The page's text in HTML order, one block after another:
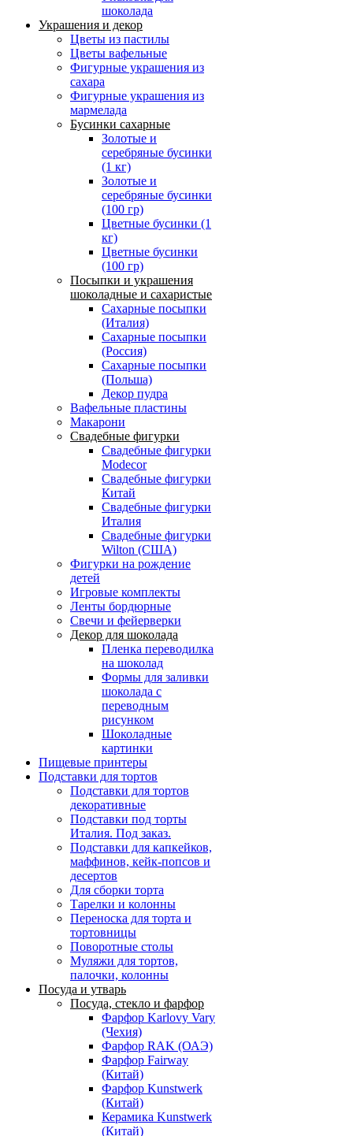
шоколада
Украшения и декор
Цветы из пастилы
Цветы вафельные
Фигурные украшения из
сахара
Фигурные украшения из
мармелада
Бусинки сахарные
Золотые и
серебряные бусинки
(1 кг)
Золотые и
серебряные бусинки
(100 гр)
Цветные бусинки (1
кг)
Цветные бусинки
(100 гр)
Посыпки и украшения
шоколадные и сахаристые
Сахарные посыпки
(Италия)
Сахарные посыпки
(Россия)
Сахарные посыпки
(Польша)
Декор пудра
Вафельные пластины
Макарони
Свадебные фигурки
Свадебные фигурки
Modecor
Свадебные фигурки
Китай
Свадебные фигурки
Италия
Свадебные фигурки
Wilton (США)
Фигурки на рождение
детей
Игровые комплекты
Ленты бордюрные
Свечи и фейерверки
Декор для шоколада
Пленка переводилка
на шоколад
Формы для заливки
шоколада с
переводным
рисунком
Шоколадные
картинки
Пищевые принтеры
Подставки для тортов
Подставки для тортов
декоративные
Подставки под торты
Италия. Под заказ.
Подставки для капкейков,
маффинов, кейк-попсов и
десертов
Для сборки торта
Тарелки и колонны
Переноска для торта и
тортовницы
Поворотные столы
Муляжи для тортов,
палочки, колонны
Посуда и утварь
Посуда, стекло и фарфор
Фарфор Karlovy Vary
(Чехия)
Фарфор RAK (ОАЭ)
Фарфор Fairway
(Китай)
Фарфор Kunstwerk
(Китай)
Керамика Kunstwerk
(Китай)